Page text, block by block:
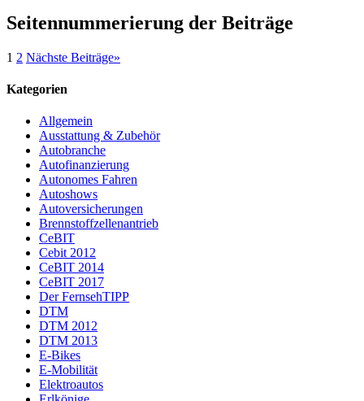
Seitennummerierung der Beiträge
1 2 Nächste Beiträge»
Kategorien
Allgemein
Ausstattung & Zubehör
Autobranche
Autofinanzierung
Autonomes Fahren
Autoshows
Autoversicherungen
Brennstoffzellenantrieb
CeBIT
Cebit 2012
CeBIT 2014
CeBIT 2017
Der FernsehTIPP
DTM
DTM 2012
DTM 2013
E-Bikes
E-Mobilität
Elektroautos